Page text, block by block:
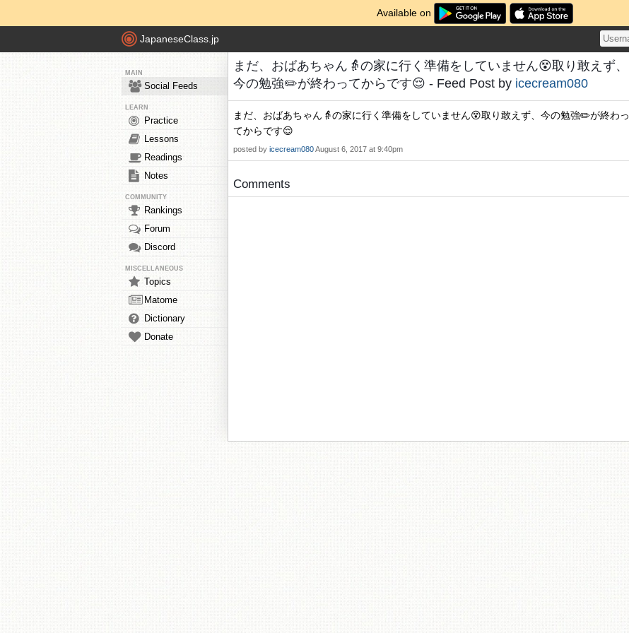
Available on
JapaneseClass.jp
MAIN
Social Feeds
LEARN
Practice
Lessons
Readings
Notes
COMMUNITY
Rankings
Forum
Discord
MISCELLANEOUS
Topics
Matome
Dictionary
Donate
まだ、おばあちゃん👵の家に行く準備をしていません😵取り敢えず、
今の勉強✏️が終わってからです😌 - Feed Post by icecream080
まだ、おばあちゃん👵の家に行く準備をしていません😵取り敢えず、今の勉強✏️が終わっ
てからです😌
posted by icecream080August 6, 2017 at 9:40pm
Comments